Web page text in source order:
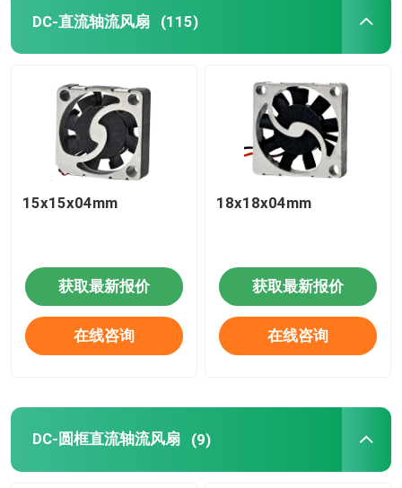
DC-直流轴流风扇 (115)
15x15x04mm
获取最新报价
在线咨询
18x18x04mm
获取最新报价
在线咨询
DC-圆框直流轴流风扇 (9)